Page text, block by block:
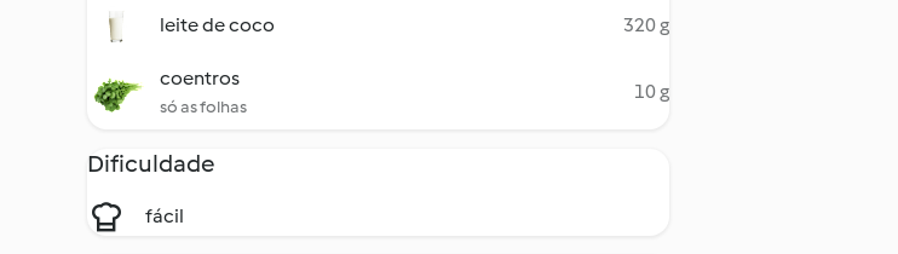
leite de coco 320 g
coentros
só as folhas
10 g
Dificuldade
fácil